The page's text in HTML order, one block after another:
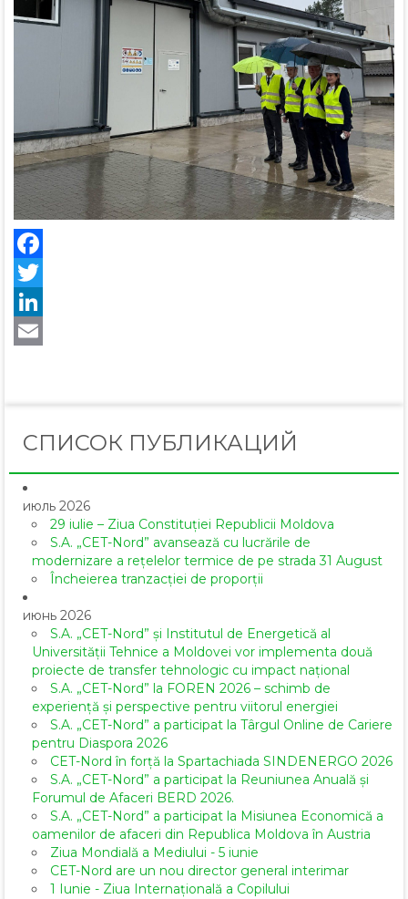
СПИСОК ПУБЛИКАЦИЙ
июль 2026
29 iulie – Ziua Constituției Republicii Moldova
S.A. „CET-Nord” avansează cu lucrările de
modernizare a rețelelor termice de pe strada 31 August
Încheierea tranzacției de proporții
июнь 2026
S.A. „CET-Nord” și Institutul de Energetică al
Universității Tehnice a Moldovei vor implementa două
proiecte de transfer tehnologic cu impact național
S.A. „CET-Nord” la FOREN 2026 – schimb de
experiență și perspective pentru viitorul energiei
S.A. „CET-Nord” a participat la Târgul Online de Cariere
pentru Diaspora 2026
CET-Nord în forță la Spartachiada SINDENERGO 2026
S.A. „CET-Nord” a participat la Reuniunea Anuală și
Forumul de Afaceri BERD 2026.
S.A. „CET-Nord” a participat la Misiunea Economică a
oamenilor de afaceri din Republica Moldova în Austria
Ziua Mondială a Mediului - 5 iunie
CET-Nord are un nou director general interimar
1 Iunie - Ziua Internațională a Copilului